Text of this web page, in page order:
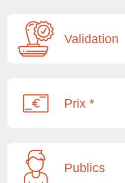
Validation
Prix *
Publics